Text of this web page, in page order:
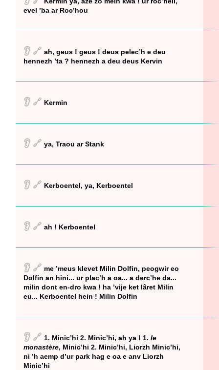
evel ’ba ar Roc’hou
👂 🔗 ah, geus ! geus ! deus pelec’h e deu
hennezh ’ta ? hennezh a deu deus Kervin
👂 🔗 Kermin
👂 🔗 ya, Traou ar Stank
👂 🔗 Kerboentel, ya, Kerboentel
👂 🔗 ah ! Kerboentel
👂 🔗 me ’meus klevet Milin Dolfin, peogwir eo
Dolfin an hini... ur plac’h a oa... a derc’he da...
milin dont en-dro kwa ! ha ’vije ket lâret Milin
eu... Kerboentel hein ! Milin Dolfin
👂 🔗 1. Minic’hi 2. Minic’hi, ah ya ! 1. le
monastère, Minic’hi 2. Minic’hi, Liorzh Minic’hi,
ni ’h aemp d’ur park hag e oa e anv Liorzh
Minic’hi